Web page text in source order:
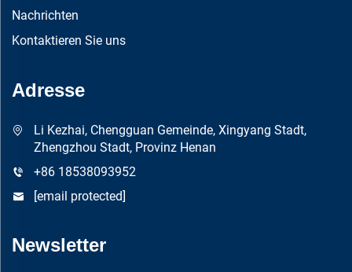
Nachrichten
Kontaktieren Sie uns
Adresse
Li Kezhai, Chengguan Gemeinde, Xingyang Stadt,
Zhengzhou Stadt, Provinz Henan
+86 18538093952
[email protected]
Newsletter